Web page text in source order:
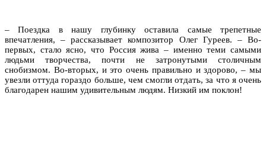
– Поездка в нашу глубинку оставила самые трепетные
впечатления, – рассказывает композитор Олег Гуреев. – Во-
первых, стало ясно, что Россия жива – именно теми самыми
людьми творчества, почти не затронутыми столичным
снобизмом. Во-вторых, и это очень правильно и здорово, – мы
увезли оттуда гораздо больше, чем смогли отдать, за что я очень
благодарен нашим удивительным людям. Низкий им поклон!